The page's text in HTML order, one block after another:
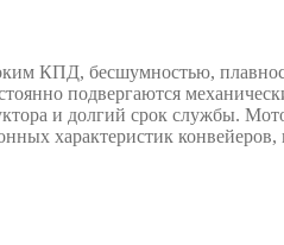
КПД, бесшумностью,
подвергаются
и долгий срок службы.
характеристик